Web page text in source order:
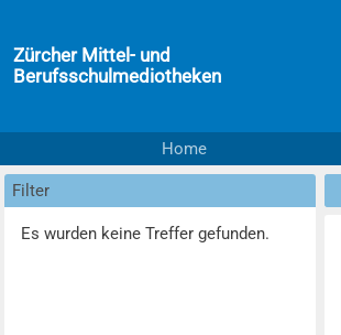
Zürcher Mittel- und
Berufsschulmediotheken
Home
Filter
Es wurden keine Treffer gefunden.